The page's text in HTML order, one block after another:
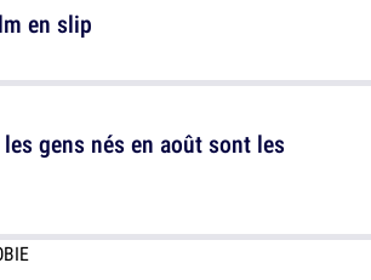
en slip
gens nés en août sont les